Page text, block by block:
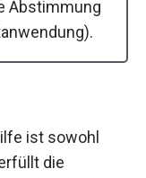
Abstimmung
ist sowohl
die